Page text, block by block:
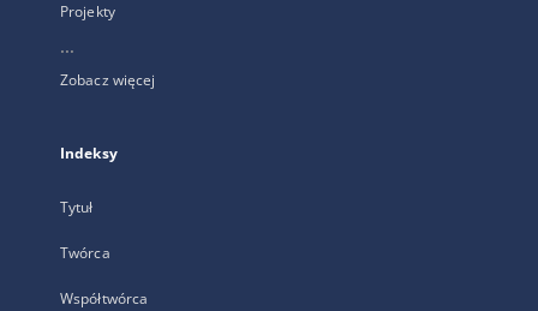
Projekty
...
Zobacz więcej
Indeksy
Tytuł
Twórca
Współtwórca